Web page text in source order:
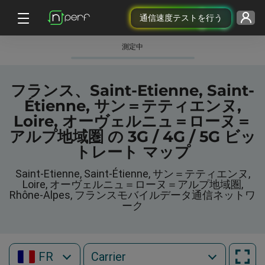
通信速度テストを行う
測定中
フランス、Saint-Etienne, Saint-
Étienne, サン＝テティエンヌ,
Loire, オーヴェルニュ＝ローヌ＝
アルプ地域圏 の 3G / 4G / 5G ビッ
トレート マップ
Saint-Etienne, Saint-Étienne, サン＝テティエンヌ,
Loire, オーヴェルニュ＝ローヌ＝アルプ地域圏,
Rhône-Alpes, フランスモバイルデータ通信ネットワ
ーク
FR